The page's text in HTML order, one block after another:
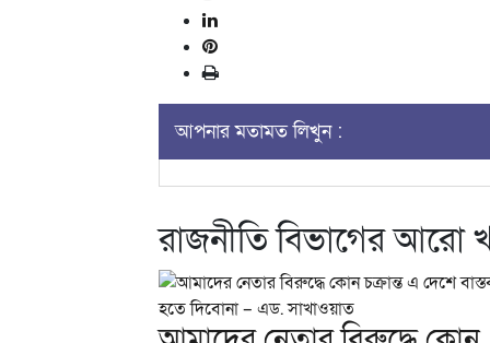
আপনার মতামত লিখুন :
রাজনীতি বিভাগের আরো